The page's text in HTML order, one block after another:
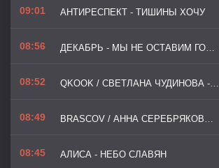
09:01 АНТИРЕСПЕКТ - ТИШИНЫ ХОЧУ
08:56 ДЕКАБРЬ - МЫ НЕ ОСТАВИМ ГОРОДА СВОИ
08:52 QKOOK / СВЕТЛАНА ЧУДИНОВА - ПАЦАНЫ ИЗ СТАЛИ
08:49 BRASCOV / АННА СЕРЕБРЯКОВА / ТИМУР ТАНКИСТ - ФРОНТОВАЯ
08:45 АЛИСА - НЕБО СЛАВЯН